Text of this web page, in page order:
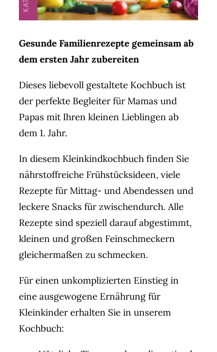
Gesunde Familienrezepte gemeinsam ab
dem ersten Jahr zubereiten
Dieses liebevoll gestaltete Kochbuch ist
der perfekte Begleiter für Mamas und
Papas mit Ihren kleinen Lieblingen ab
dem 1. Jahr.
In diesem Kleinkindkochbuch finden Sie
nährstoffreiche Frühstücksideen, viele
Rezepte für Mittag- und Abendessen und
leckere Snacks für zwischendurch. Alle
Rezepte sind speziell darauf abgestimmt,
kleinen und großen Feinschmeckern
gleichermaßen zu schmecken.
Für einen unkomplizierten Einstieg in
eine ausgewogene Ernährung für
Kleinkinder erhalten Sie in unserem
Kochbuch: